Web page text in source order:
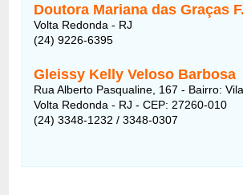
Doutora Mariana das Graças
Volta Redonda - RJ
(24) 9226-6395
Gleissy Kelly Veloso Barbosa
Rua Alberto Pasqualine, 167 - Bairro:
Volta Redonda - RJ - CEP: 27260-010
(24) 3348-1232 / 3348-0307